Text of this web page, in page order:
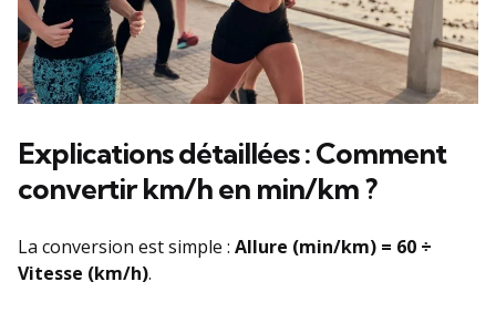
Explications détaillées : Comment
convertir km/h en min/km ?
La conversion est simple : Allure (min/km) = 60 ÷
Vitesse (km/h).